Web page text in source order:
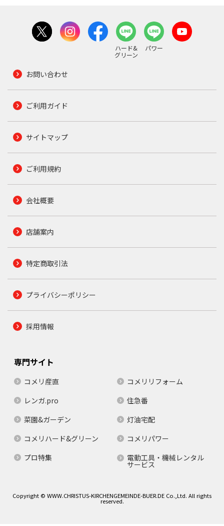
ハード&
グリーン
パワー
お問い合わせ
ご利用ガイド
サイトマップ
ご利用規約
会社概要
店舗案内
特定商取引法
プライバシーポリシー
採用情報
専門サイト
コメリ産直
コメリリフォーム
レンガ.pro
住急番
菜園&ガーデン
灯油宅配
コメリハード&グリーン
コメリパワー
プロ特集
電動工具・機械レンタル
サービス
Copyright © WWW.CHRISTUS-KIRCHENGEMEINDE-BUER.DE Co.,Ltd. All rights
reserved.